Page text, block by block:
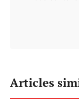
Articles